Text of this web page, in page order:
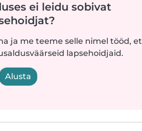
ei leidu sobivat
ja me teeme selle nimel tööd, et
lapsehoidjaid.
Alusta